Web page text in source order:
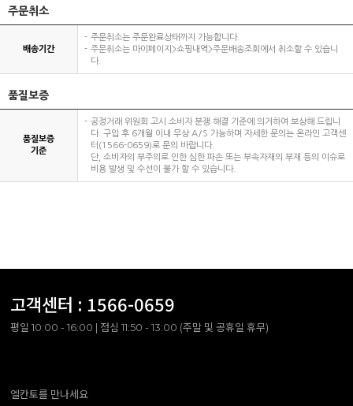
주문취소
배송기간
주문취소는 주문완료상태까지 가능합니다.
주문취소는 마이페이지>쇼핑내역>주문배송조회에서 취소할 수 있습니
다.
품질보증
품질보증
기준
공정거래 위원회 고시 소비자 분쟁 해결 기준에 의거하여 보상해 드립니
다. 구입 후 6개월 이내 무상 A/S 가능하며 자세한 문의는 온라인 고객센
터(1566-0659)로 문의 바랍니다.
단, 소비자의 부주의로 인한 심한 파손 또는 부속자재의 부재 등의 이슈로
비용 발생 및 수선이 불가 할 수 있습니다.
고객센터 : 1566-0659
평일 10:00 - 16:00 | 점심 11:50 - 13:00 (주말 및 공휴일 휴무)
엘칸토를 만나세요